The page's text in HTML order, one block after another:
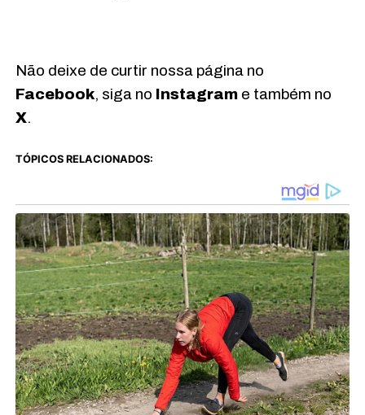
Não deixe de curtir nossa página no
Facebook, siga no Instagrame também no
X.
TÓPICOS RELACIONADOS: